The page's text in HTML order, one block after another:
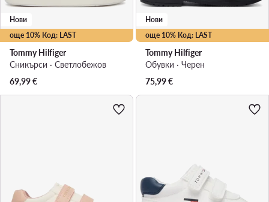
още 10% Код: LAST
Нови
Tommy Hilfiger
Сникърси · Светлобежов
69,99€
още 10% Код: LAST
Нови
Tommy Hilfiger
Обувки · Черен
75,99€